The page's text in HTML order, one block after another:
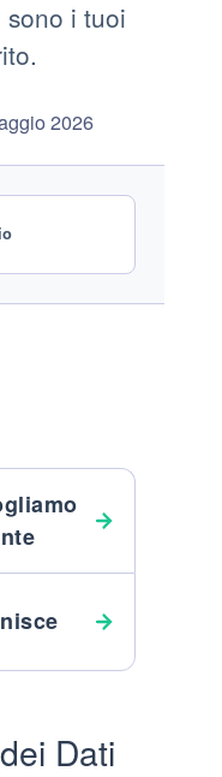
i tuoi
2026
Dati